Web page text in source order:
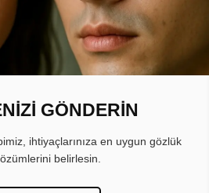
GÖNDERİN
ihtiyaçlarınıza en uygun gözlük
belirlesin.